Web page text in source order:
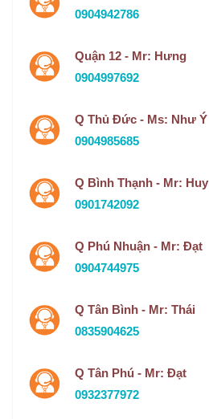
0904942786
Quận 12 - Mr: Hưng
0904997692
Q Thủ Đức - Ms: Như Ý
0904985685
Q Bình Thạnh - Mr: Huy
0901742092
Q Phú Nhuận - Mr: Đạt
0904744975
Q Tân Bình - Mr: Thái
0835904625
Q Tân Phú - Mr: Đạt
0932377972